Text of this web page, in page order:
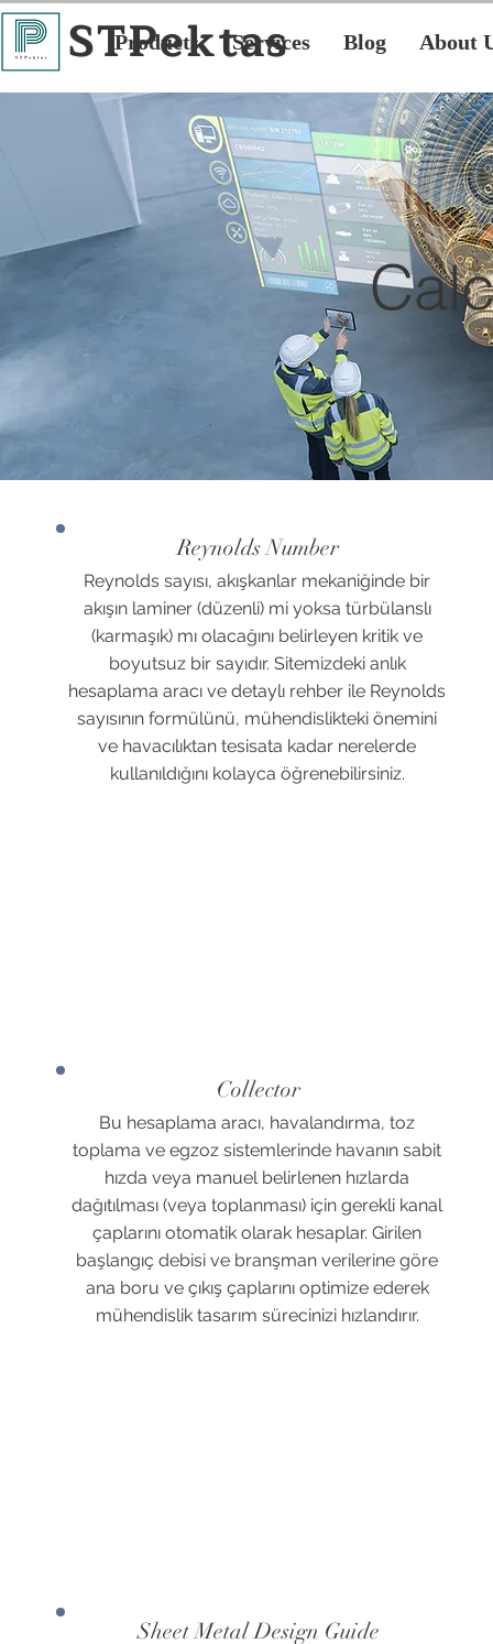
STPektas
Products Services Blog About
Reynolds Number
Reynolds sayısı, akışkanlar mekaniğinde bir
akışın laminer (düzenli) mi yoksa türbülanslı
(karmaşık) mı olacağını belirleyen kritik ve
boyutsuz bir sayıdır. Sitemizdeki anlık
hesaplama aracı ve detaylı rehber ile Reynolds
sayısının formülünü, mühendislikteki önemini
ve havacılıktan tesisata kadar nerelerde
kullanıldığını kolayca öğrenebilirsiniz.
Collector
Bu hesaplama aracı, havalandırma, toz
toplama ve egzoz sistemlerinde havanın sabit
hızda veya manuel belirlenen hızlarda
dağıtılması (veya toplanması) için gerekli kanal
çaplarını otomatik olarak hesaplar. Girilen
başlangıç debisi ve branşman verilerine göre
ana boru ve çıkış çaplarını optimize ederek
mühendislik tasarım sürecinizi hızlandırır.
Sheet Metal Design Guide